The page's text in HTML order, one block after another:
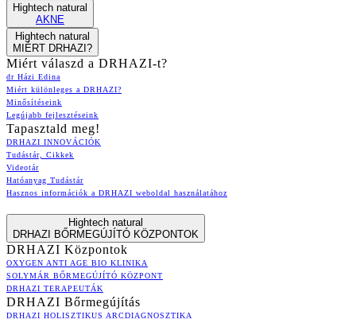
Hightech natural
AKNE
Hightech natural
MIÉRT DRHAZI?
Miért válaszd a DRHAZI-t?
dr Házi Edina
Miért különleges a DRHAZI?
Minősítéseink
Legújabb fejlesztéseink
Tapasztald meg!
DRHAZI INNOVÁCIÓK
Tudástár, Cikkek
Videotár
Hatóanyag Tudástár
Hasznos információk a DRHAZI weboldal használatához
Hightech natural
DRHAZI BŐRMEGÚJÍTÓ KÖZPONTOK
DRHAZI Központok
OXYGEN ANTI AGE BIO KLINIKA
SOLYMÁR BŐRMEGÚJÍTÓ KÖZPONT
DRHAZI TERAPEUTÁK
DRHAZI Bőrmegújítás
DRHAZI HOLISZTIKUS ARCDIAGNOSZTIKA